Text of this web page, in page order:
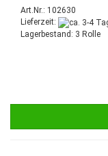
Art.Nr.: 102630
Lieferzeit:
Lagerbestand: 3 Rolle